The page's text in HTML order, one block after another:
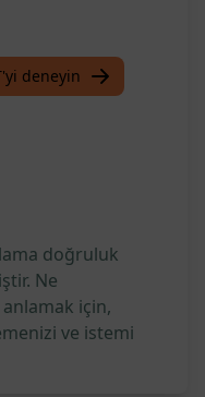
deneyin
doğruluk
Ne
için,
ve istemi